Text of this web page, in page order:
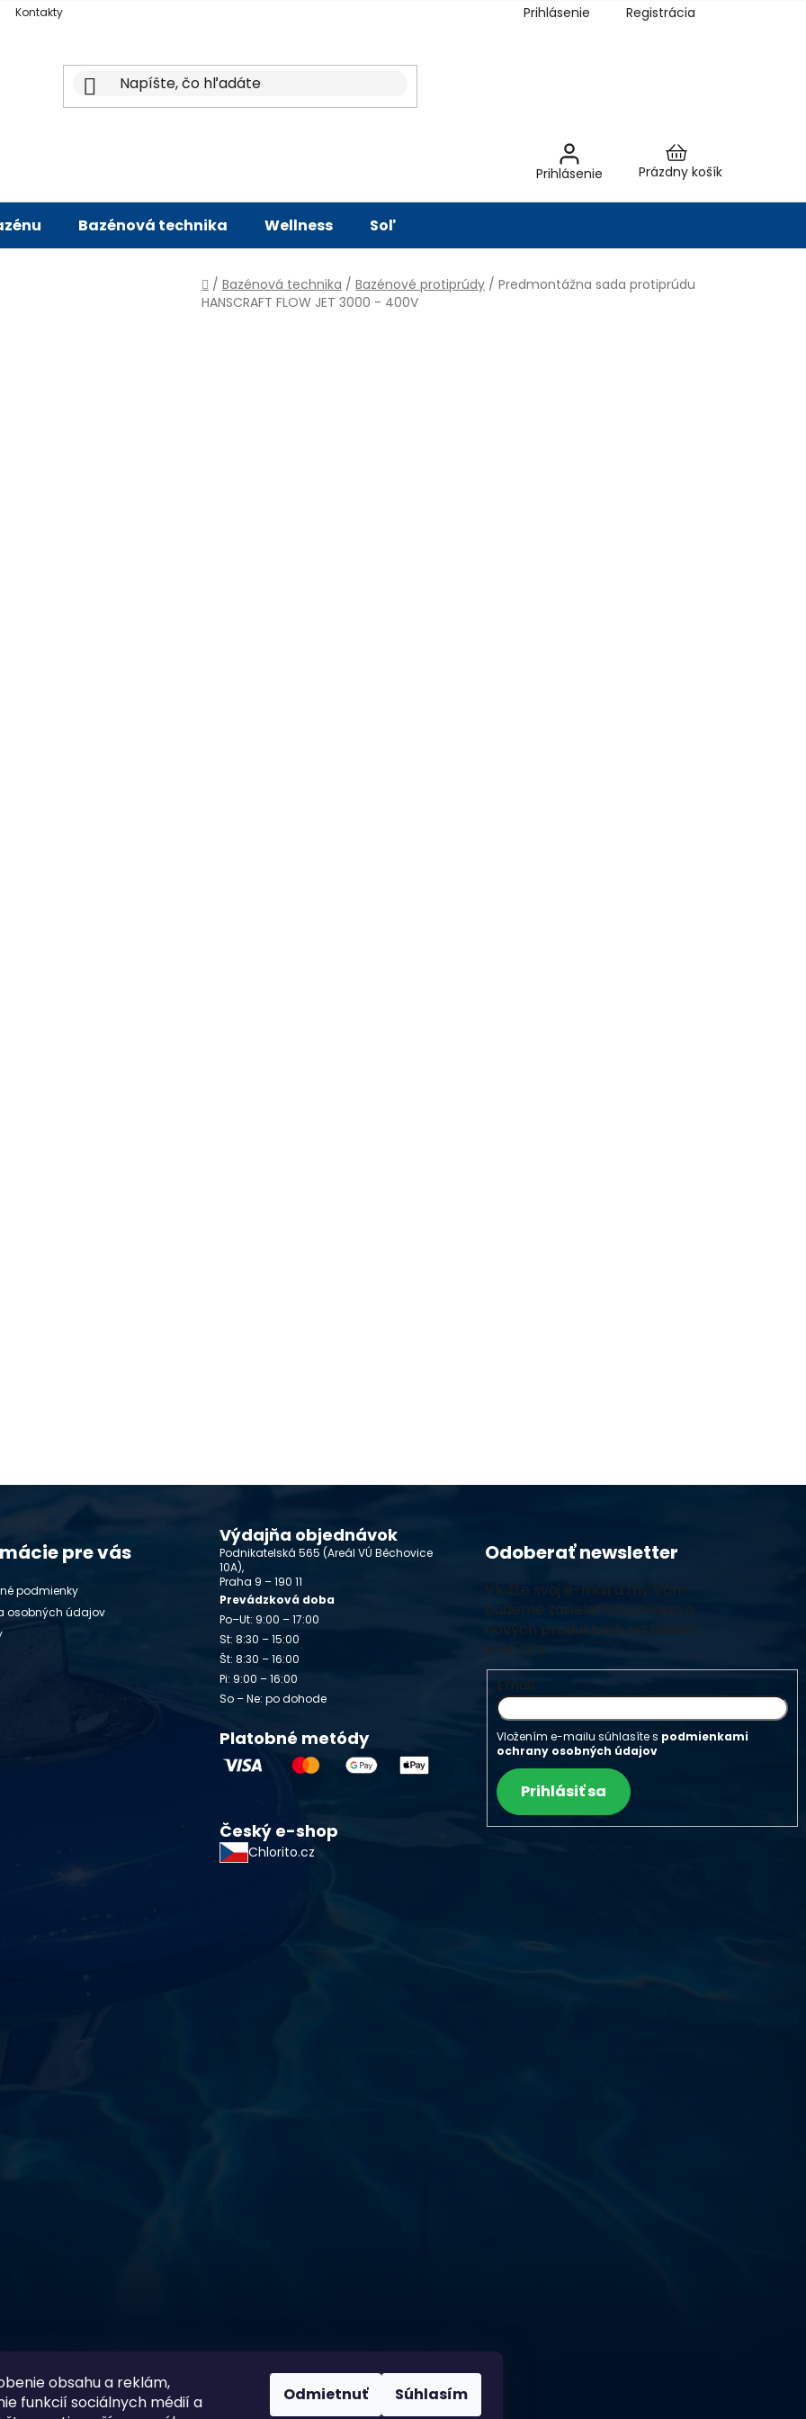
obsahu a reklám,
funkcií sociálnych médií a
Odmietnuť Súhlasím
Kontakty Prihlásenie Registrácia
Prihlásenie
Nákupný
Prázdny košík
Bazénová technika Wellness Soľ
Domov
/ Bazénová technika / Bazénové protiprúdy / Predmontážna sada protiprúdu
HANSCRAFT FLOW JET 3000 - 400V
pre vás
podmienky
osobných údajov
Výdajňa objednávok
Podnikatelská 565 (Areál VÚ Běchovice
10A),
Praha 9 – 190 11
Prevádzková doba
Po–Ut: 9:00 – 17:00
St: 8:30 – 15:00
Št: 8:30 – 16:00
Pi: 9:00 – 16:00
So – Ne: po dohode
Platobné metódy
Český e-shop
Chlorito.cz
Odoberať newsletter
Vložte svoj e-mail a my Vám
budeme zasielať informácie o
nových produktoch na našom
e-shope.
Email
Vložením e-mailu súhlasíte s podmienkami
ochrany osobných údajov
Prihlásiť sa
o vodu a
vzdelaním v oblasti čistiarní odpadových
zdokonaľovaním v oblasti starostlivosti o vodu.
vlastnej výroby pre čistú a bezpečnú
na najlepších európskych surovinách a
najvyššiu kvalitu za ceny porovnateľné s
a bezpečnosťou. Presvedčte sa sami o kvalite
kontrolami a testami, a o ich nepochybnej
oázu čistoty s našimi produktmi – pretože voda